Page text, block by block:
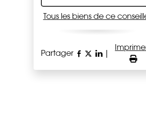
Tous les biens de ce
Partager